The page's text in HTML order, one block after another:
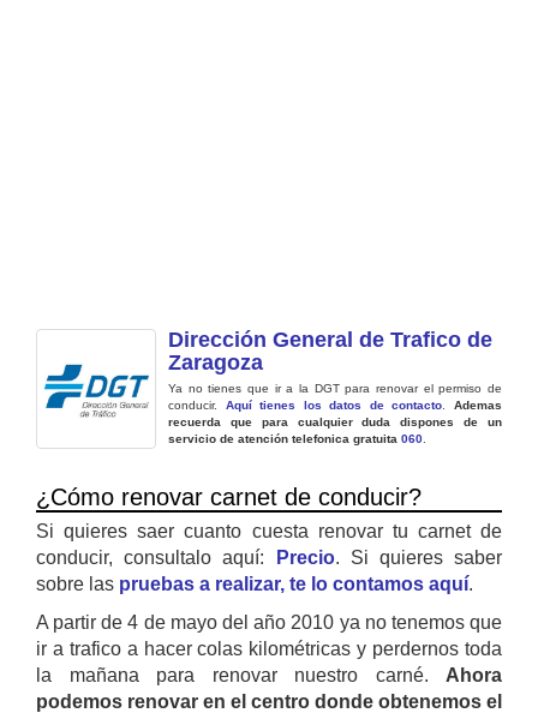
Dirección General de Trafico de
Zaragoza
Ya no tienes que ir a la DGT para renovar el permiso de
conducir. Aquí tienes los datos de contacto .Ademas
recuerda que para cualquier duda dispones de un
servicio de atención telefonica gratuita 060
¿Cómo renovar carnet de conducir?
Si quieres saer cuanto cuesta renovar tu carnet de
conducir, consultalo aquí:
Precio. Si quieres saber
sobre las pruebas a realizar, te lo contamos aquí.
A partir de 4 de mayo del año 2010 ya no tenemos que
ir a trafico a hacer colas kilométricas y perdernos toda
la mañana para renovar nuestro carné. Ahora
podemos renovar en el centro donde obtenemos el